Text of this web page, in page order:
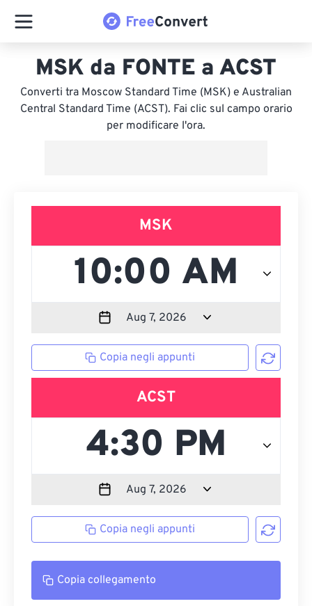
MSK da FONTE a ACST
Converti tra Moscow Standard Time (MSK) e Australian
Central Standard Time (ACST). Fai clic sul campo orario
per modificare l'ora.
MSK
Copia negli appunti
ACST
Copia negli appunti
Copia collegamento